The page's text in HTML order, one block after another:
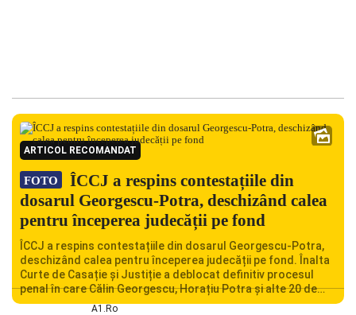
ARTICOL RECOMANDAT
FOTO
ÎCCJ a respins contestațiile din
dosarul Georgescu-Potra, deschizând calea
pentru începerea judecății pe fond
ÎCCJ a respins contestațiile din dosarul Georgescu-Potra,
deschizând calea pentru începerea judecății pe fond. Înalta
Curte de Casație și Justiție a deblocat definitiv procesul
penal în care Călin Georgescu, Horațiu Potra și alte 20 de
persoane sunt acuzați de acțiuni îndreptate împotriva
A1.ro